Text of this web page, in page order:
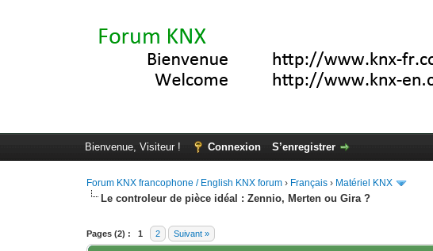
Bienvenue, Visiteur ! Connexion S’enregistrer
Forum KNX francophone / English KNX forum › Français › Matériel KNX
Le controleur de pièce idéal : Zennio, Merten ou Gira ?
Pages (2) : 1 2 Suivant »
Moyenne : 0 (0 vote(s))
1
2
3
4
5